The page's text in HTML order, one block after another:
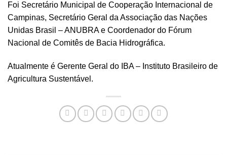
Foi Secretário Municipal de Cooperação Internacional de
Campinas, Secretário Geral da Associação das Nações
Unidas Brasil – ANUBRA e Coordenador do Fórum
Nacional de Comitês de Bacia Hidrográfica.
Atualmente é Gerente Geral do IBA – Instituto Brasileiro de
Agricultura Sustentável.